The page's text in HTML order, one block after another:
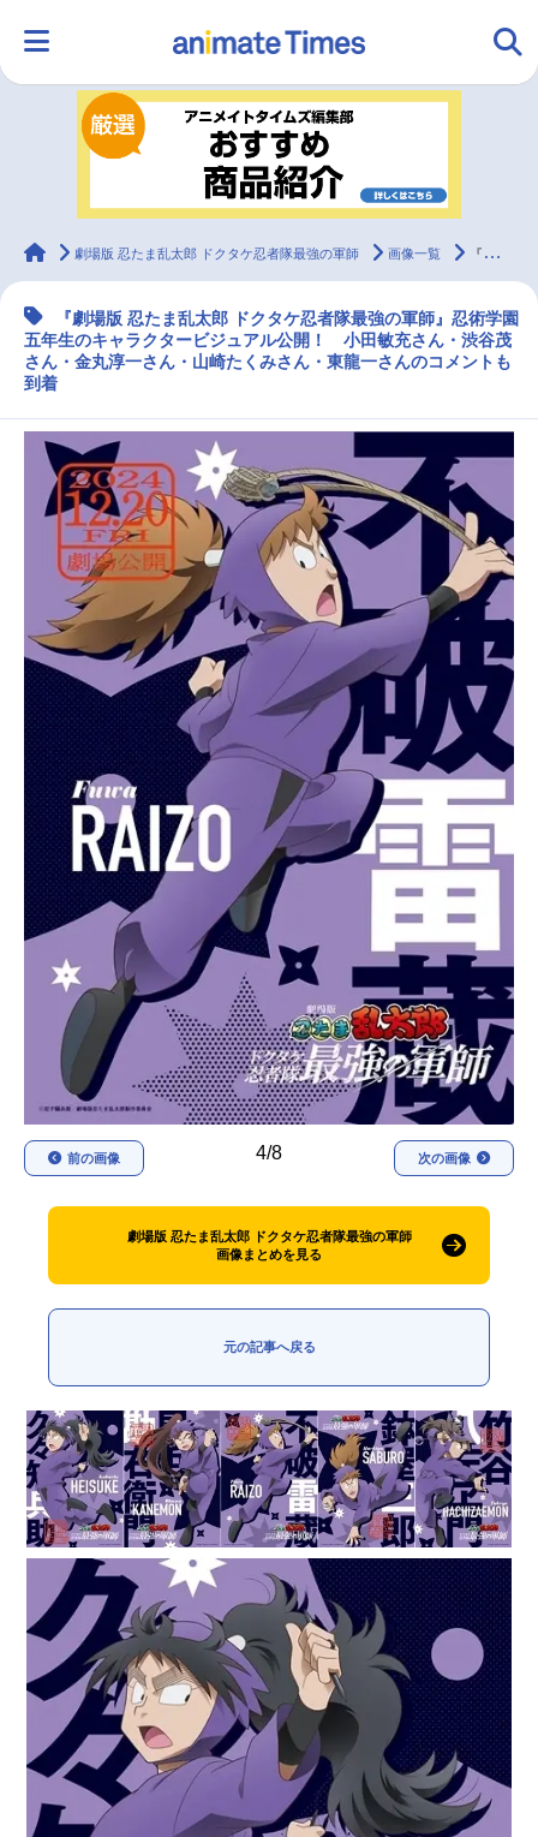
ランキング アニメ
ラジオ 映画
マンガ・ラノベ ゲーム・アプリ 音楽 コスプレ
最新記事一覧
アニメ記事一覧 声優記事一覧
アニメ映画一覧 実写化映画一覧
今期アニメ曜日別一覧
春アニメ 夏アニメ
秋アニメ 冬アニメ
男性声優/女性声優一覧
FOLLOW US
animateTimes
劇場版 忍たま乱太郎 ドクタケ忍者隊最強の軍師 画像一覧 『劇場版 忍たま乱太郎』忍術学園五年生のキャラクタービジュアル公開！
『劇場版 忍たま乱太郎 ドクタケ忍者隊最強の軍師』忍術学園
五年生のキャラクタービジュアル公開！ 小田敏充さん・渋谷茂
さん・金丸淳一さん・山崎たくみさん・東龍一さんのコメントも
到着
4/8
前の画像 次の画像
劇場版 忍たま乱太郎 ドクタケ忍者隊最強の軍師
画像まとめを見る
元の記事へ戻る